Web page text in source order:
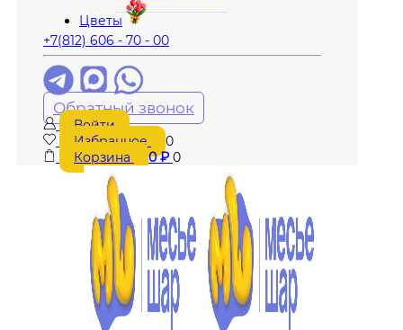
Цветы
+7(812) 606 - 70 - 00
Обратный звонок
Войти
Избранное
0
Корзина
0₽ 0